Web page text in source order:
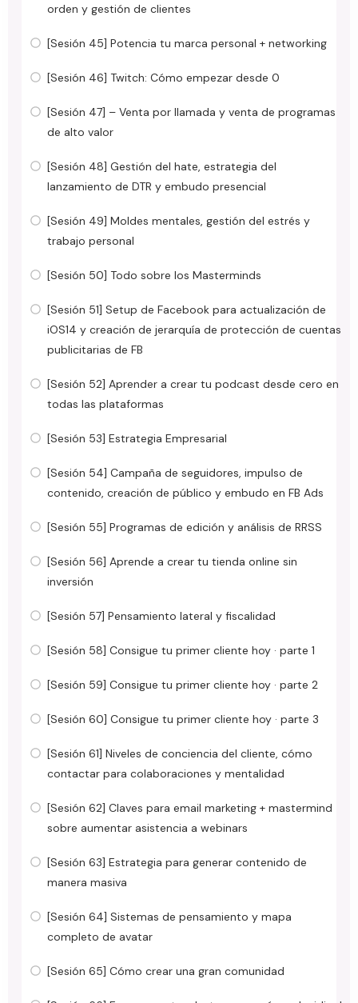
orden y gestión de clientes
[Sesión 45] Potencia tu marca personal + networking
[Sesión 46] Twitch: Cómo empezar desde 0
[Sesión 47] – Venta por llamada y venta de programas
de alto valor
[Sesión 48] Gestión del hate, estrategia del
lanzamiento de DTR y embudo presencial
[Sesión 49] Moldes mentales, gestión del estrés y
trabajo personal
[Sesión 50] Todo sobre los Masterminds
[Sesión 51] Setup de Facebook para actualización de
iOS14 y creación de jerarquía de protección de cuentas
publicitarias de FB
[Sesión 52] Aprender a crear tu podcast desde cero en
todas las plataformas
[Sesión 53] Estrategia Empresarial
[Sesión 54] Campaña de seguidores, impulso de
contenido, creación de público y embudo en FB Ads
[Sesión 55] Programas de edición y análisis de RRSS
[Sesión 56] Aprende a crear tu tienda online sin
inversión
[Sesión 57] Pensamiento lateral y fiscalidad
[Sesión 58] Consigue tu primer cliente hoy · parte 1
[Sesión 59] Consigue tu primer cliente hoy · parte 2
[Sesión 60] Consigue tu primer cliente hoy · parte 3
[Sesión 61] Niveles de conciencia del cliente, cómo
contactar para colaboraciones y mentalidad
[Sesión 62] Claves para email marketing + mastermind
sobre aumentar asistencia a webinars
[Sesión 63] Estrategia para generar contenido de
manera masiva
[Sesión 64] Sistemas de pensamiento y mapa
completo de avatar
[Sesión 65] Cómo crear una gran comunidad